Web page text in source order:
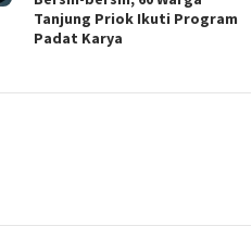
Tanjung Priok Ikuti Program
Padat Karya